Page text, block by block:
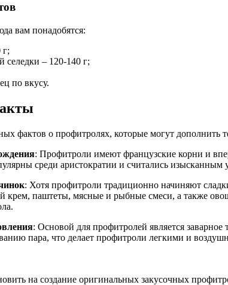
вам понадобятся:
г;
селедки – 120-140 г;
по вкусу.
фактов о профитролях, которые могут
: Профитроли имеют французские корни и
среди аристократии и считались изысканным
: Хотя профитроли традиционно начиняют
паштеты, мясные и рыбные смеси, а также
: Основой для профитролей является заварное
пара, что делает профитроли легкими и
на создание оригинальных закусочных